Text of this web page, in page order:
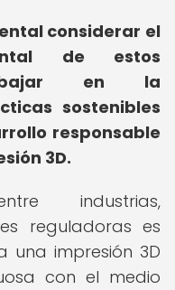
considerar el
de estos
en la
sostenibles
responsable
3D.
industrias,
reguladoras es
impresión 3D
con el medio